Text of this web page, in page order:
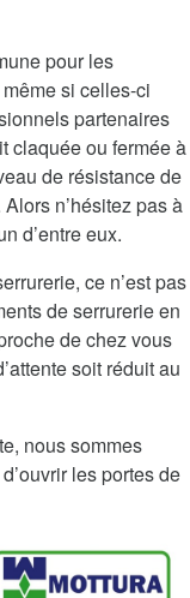
pour les
si celles-ci
partenaires
claquée ou fermée à
de résistance de
n’hésitez pas à
d’entre eux.
ce n’est pas
de serrurerie en
de chez vous
soit réduit au
nous sommes
les portes de